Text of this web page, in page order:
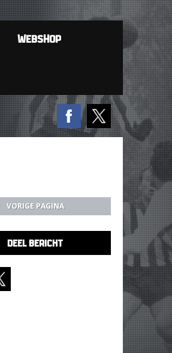
WEBSHOP
VORIGE PAGINA
DEEL BERICHT